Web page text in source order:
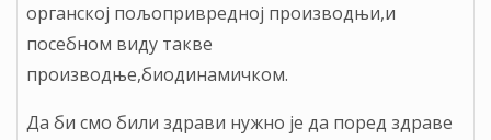
органској пољопривредној производњи,и
посебном виду такве
производње,биодинамичком.
Да би смо били здрави нужно је да поред здраве